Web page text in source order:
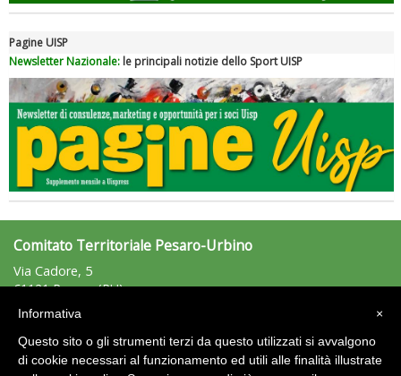
Tiziano Pesce nel Cda di Fondazione Terzjus: prima riunione a
Roma
Pagine UISP
Newsletter Nazionale: le principali notizie dello Sport UISP
Comitato Territoriale Pesaro-Urbino
Via Cadore, 5
61121 Pesaro (PU)
Tel: 366/4467164 - Fax: n.d.
CF: 92004440415
×
Informativa
Questo sito o gli strumenti terzi da questo utilizzati si avvalgono
di cookie necessari al funzionamento ed utili alle finalità illustrate